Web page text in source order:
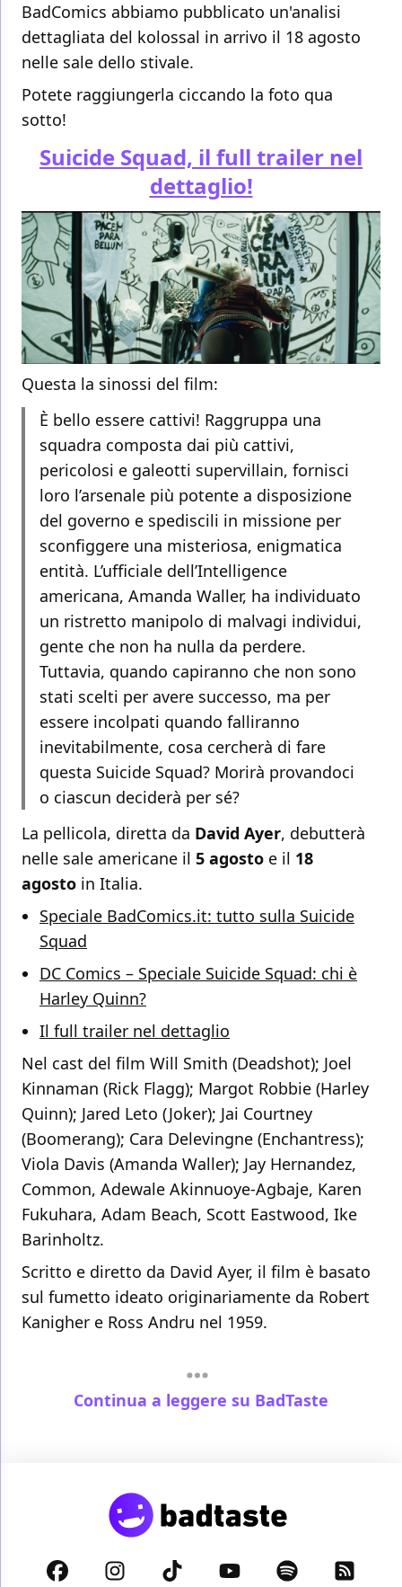
BadComics abbiamo pubblicato un'analisi
dettagliata del kolossal in arrivo il 18 agosto
nelle sale dello stivale.
Potete raggiungerla ciccando la foto qua
sotto!
Suicide Squad, il full trailer nel
dettaglio!
Questa la sinossi del film:
È bello essere cattivi! Raggruppa una
squadra composta dai più cattivi,
pericolosi e galeotti supervillain, fornisci
loro l’arsenale più potente a disposizione
del governo e spediscili in missione per
sconfiggere una misteriosa, enigmatica
entità. L’ufficiale dell’Intelligence
americana, Amanda Waller, ha individuato
un ristretto manipolo di malvagi individui,
gente che non ha nulla da perdere.
Tuttavia, quando capiranno che non sono
stati scelti per avere successo, ma per
essere incolpati quando falliranno
inevitabilmente, cosa cercherà di fare
questa Suicide Squad? Morirà provandoci
o ciascun deciderà per sé?
La pellicola, diretta da David Ayer, debutterà
nelle sale americane il 5 agosto e il 18
agosto in Italia.
Speciale BadComics.it: tutto sulla Suicide
Squad
DC Comics – Speciale Suicide Squad: chi è
Harley Quinn?
Il full trailer nel dettaglio
Nel cast del film Will Smith (Deadshot); Joel
Kinnaman (Rick Flagg); Margot Robbie (Harley
Quinn); Jared Leto (Joker); Jai Courtney
(Boomerang); Cara Delevingne (Enchantress);
Viola Davis (Amanda Waller); Jay Hernandez,
Common, Adewale Akinnuoye-Agbaje, Karen
Fukuhara, Adam Beach, Scott Eastwood, Ike
Barinholtz.
Scritto e diretto da David Ayer, il film è basato
sul fumetto ideato originariamente da Robert
Kanigher e Ross Andru nel 1959.
Continua a leggere su BadTaste